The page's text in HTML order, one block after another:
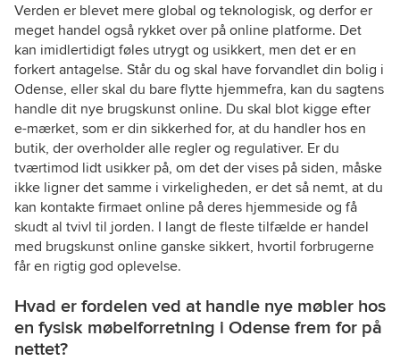
Verden er blevet mere global og teknologisk, og derfor er
meget handel også rykket over på online platforme. Det
kan imidlertidigt føles utrygt og usikkert, men det er en
forkert antagelse. Står du og skal have forvandlet din bolig i
Odense, eller skal du bare flytte hjemmefra, kan du sagtens
handle dit nye brugskunst online. Du skal blot kigge efter
e-mærket, som er din sikkerhed for, at du handler hos en
butik, der overholder alle regler og regulativer. Er du
tværtimod lidt usikker på, om det der vises på siden, måske
ikke ligner det samme i virkeligheden, er det så nemt, at du
kan kontakte firmaet online på deres hjemmeside og få
skudt al tvivl til jorden. I langt de fleste tilfælde er handel
med brugskunst online ganske sikkert, hvortil forbrugerne
får en rigtig god oplevelse.
Hvad er fordelen ved at handle nye møbler hos
en fysisk møbelforretning i Odense frem for på
nettet?